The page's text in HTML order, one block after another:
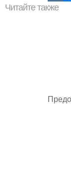
Читайте также